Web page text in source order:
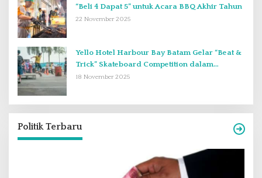
“Beli 4 Dapat 5” untuk Acara BBQ Akhir Tahun
22 November 2025
Yello Hotel Harbour Bay Batam Gelar “Beat &
Trick” Skateboard Competition dalam
Perayaan Anniversary ke-2
18 November 2025
Politik Terbaru